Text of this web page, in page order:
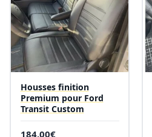
Housses finition
Premium pour Ford
Transit Custom
184,00€